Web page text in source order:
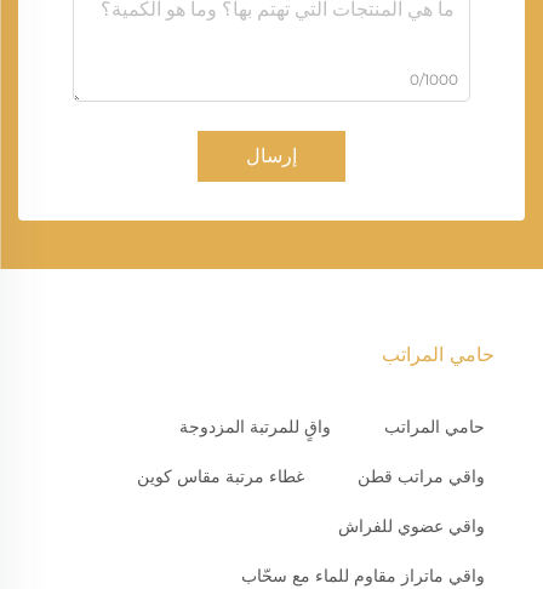
0/1000
إرسال
حامي المراتب
حامي المراتب واقٍ للمرتبة المزدوجة
واقي مراتب قطن غطاء مرتبة مقاس كوين
واقي عضوي للفراش
واقي ماتراز مقاوم للماء مع سحّاب